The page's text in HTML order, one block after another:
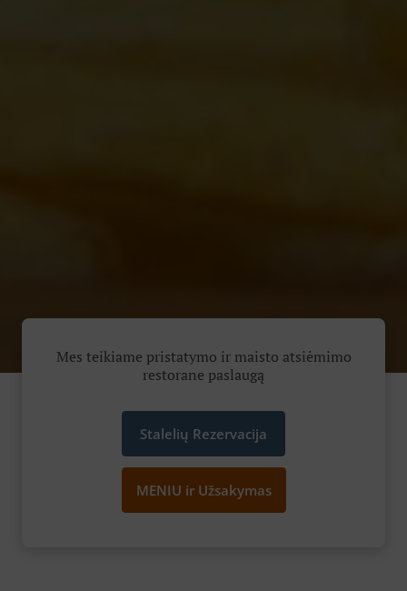
Mes teikiame pristatymo ir maisto atsiėmimo
restorane paslaugą
Stalelių Rezervacija
MENIU ir Užsakymas